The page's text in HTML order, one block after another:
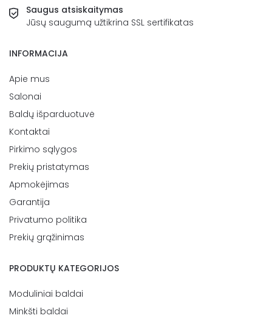
Saugus atsiskaitymas
Jūsų saugumą užtikrina SSL sertifikatas
INFORMACIJA
Apie mus
Salonai
Baldų išparduotuvė
Kontaktai
Pirkimo sąlygos
Prekių pristatymas
Apmokėjimas
Garantija
Privatumo politika
Prekių grąžinimas
PRODUKTŲ KATEGORIJOS
Moduliniai baldai
Minkšti baldai